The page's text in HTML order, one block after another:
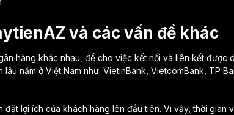
và các vấn đề khác
hàng khác nhau, để cho việc kết nối và liên kết được
năm ở Việt Nam như: VietinBank, VietcomBank, TP
lợi ích của khách hàng lên đầu tiên. Vì vậy, thời gian